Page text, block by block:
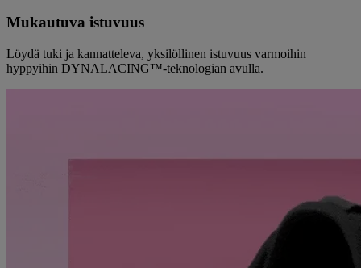
Mukautuva istuvuus
Löydä tuki ja kannatteleva, yksilöllinen istuvuus varmoihin
hyppyihin DYNALACING™-teknologian avulla.